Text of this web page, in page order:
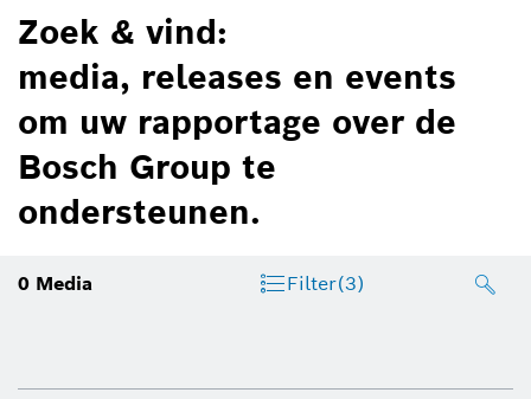
Zoek & vind:
media, releases en events
om uw rapportage over de
Bosch Group te
ondersteunen.
0 Media Filter(3)